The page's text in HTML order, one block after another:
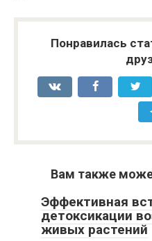
Понравилась
Вам также
Эффективная
детоксикации
живых растений